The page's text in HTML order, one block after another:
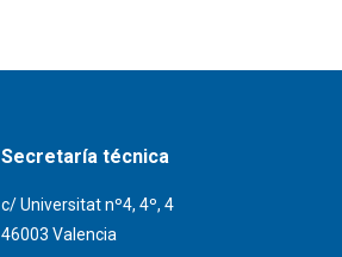
Secretaría técnica
c/ Universitat nº4, 4º, 4
46003 Valencia